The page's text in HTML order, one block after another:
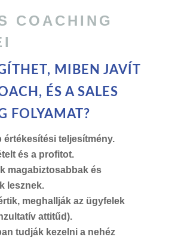
COACHING
MIBEN JAVÍT
ÉS A SALES
FOLYAMAT?
értékesítési teljesítmény.
és a profitot.
magabiztosabbak és
lesznek.
meghallják az ügyfelek
attitűd).
tudják kezelni a nehéz